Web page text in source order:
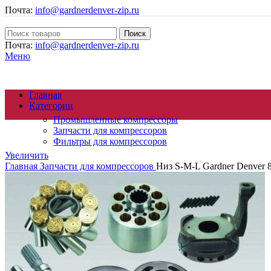
Почта: info@gardnerdenver-zip.ru
Поиск
Почта: info@gardnerdenver-zip.ru
Меню
Главная
Категории
Промышленные компрессоры
Запчасти для компрессоров
Фильтры для компрессоров
Осушители сжатого воздуха
Генераторы азота
Циклонные сепараторы
Магистральные фильтры
Компрессорное масло
Увеличить
Главная Запчасти для компрессоров Низ S-M-L Gardner Denver